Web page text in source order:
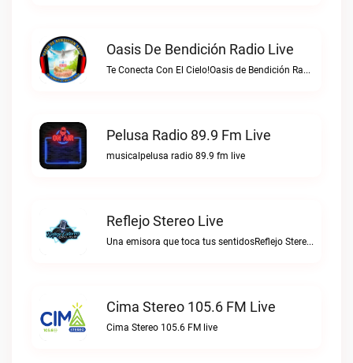
Oasis De Bendición Radio Live
Te Conecta Con El Cielo!Oasis de Bendición Radio live
Pelusa Radio 89.9 Fm Live
musicalpelusa radio 89.9 fm live
Reflejo Stereo Live
Una emisora que toca tus sentidosReflejo Stereo live
Cima Stereo 105.6 FM Live
Cima Stereo 105.6 FM live